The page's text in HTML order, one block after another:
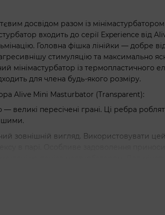
досвідом разом із
входить до серії Experience від
Головна фішка лінійки — добре
стимуляцію та максимально
мінімастурбатор із термопластичного
для члена будь-якого розміру.
Alive Mini Masturbator (Transparent):
великі пересічені грані. Ці ребра
зовнішній вигляд. Використовувати